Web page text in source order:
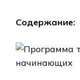
Содержание: